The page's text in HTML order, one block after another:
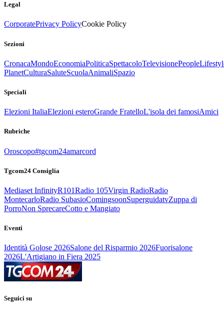
Legal
CorporatePrivacy PolicyCookie Policy
Sezioni
CronacaMondoEconomiaPoliticaSpettacoloTelevisionePeople
PlanetCulturaSaluteScuolaAnimaliSpazio
Speciali
Elezioni ItaliaElezioni esteroGrande FratelloL'isola dei famosiAmici
Rubriche
Oroscopo#tgcom24amarcord
Tgcom24 Consiglia
Mediaset InfinityR101Radio 105Virgin RadioRadio
MontecarloRadio SubasioComingsoonSuperguidatvZuppa di
PorroNon SprecareCotto e Mangiato
Eventi
Identità Golose 2026Salone del Risparmio 2026Fuorisalone
2026L'Artigiano in Fiera 2025
Seguici su